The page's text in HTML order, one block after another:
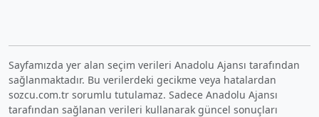
Sayfamızda yer alan seçim verileri Anadolu Ajansı tarafından
sağlanmaktadır. Bu verilerdeki gecikme veya hatalardan
sozcu.com.tr sorumlu tutulamaz. Sadece Anadolu Ajansı
tarafından sağlanan verileri kullanarak güncel sonuçları